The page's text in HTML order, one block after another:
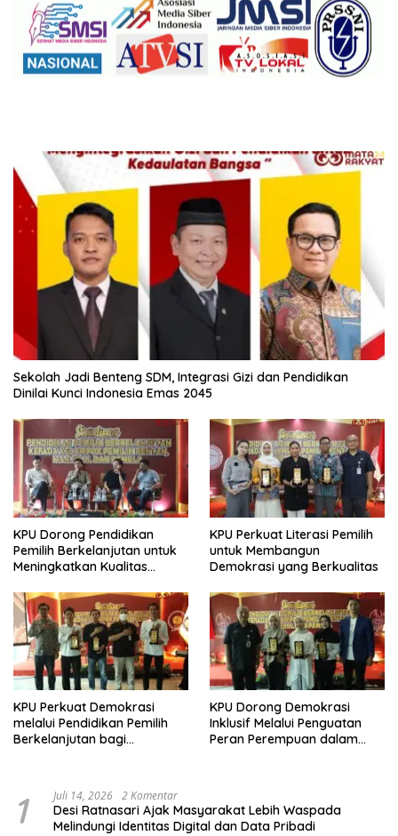
Sekolah Jadi Benteng SDM, Integrasi Gizi dan Pendidikan
Dinilai Kunci Indonesia Emas 2045
KPU Dorong Pendidikan
Pemilih Berkelanjutan untuk
Meningkatkan Kualitas
KPU Perkuat Literasi Pemilih
untuk Membangun
Demokrasi yang Berkualitas
KPU Perkuat Demokrasi
melalui Pendidikan Pemilih
Berkelanjutan bagi
KPU Dorong Demokrasi
Inklusif Melalui Penguatan
Peran Perempuan dalam
1 Juli 14, 2026 2 Komentar
Desi Ratnasari Ajak Masyarakat Lebih Waspada
Melindungi Identitas Digital dan Data Pribadi